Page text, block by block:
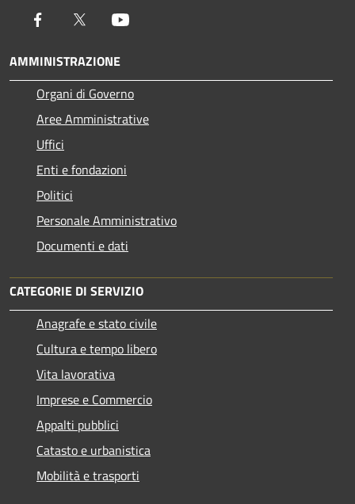
Facebook Twitter
AMMINISTRAZIONE
Organi di Governo
Aree Amministrative
Uffici
Enti e fondazioni
Politici
Personale Amministrativo
Documenti e dati
CATEGORIE DI SERVIZIO
Anagrafe e stato civile
Cultura e tempo libero
Vita lavorativa
Imprese e Commercio
Appalti pubblici
Catasto e urbanistica
Mobilità e trasporti